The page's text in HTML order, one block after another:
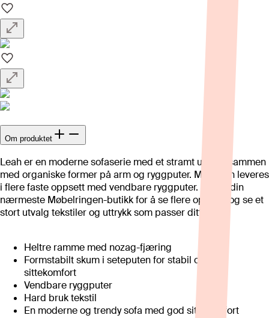
Om produktet
Leah er en moderne sofaserie med et stramt uttrykk sammen
med organiske former på arm og ryggputer. Modellen leveres
i flere faste oppsett med vendbare ryggputer. Besøk din
nærmeste Møbelringen-butikk for å se flere oppsett og se et
stort utvalg tekstiler og uttrykk som passer ditt hjem.
Heltre ramme med nozag-fjæring
Formstabilt skum i seteputen for stabil og god
sittekomfort
Vendbare ryggputer
Hard bruk tekstil
En moderne og trendy sofa med god sittekomfort